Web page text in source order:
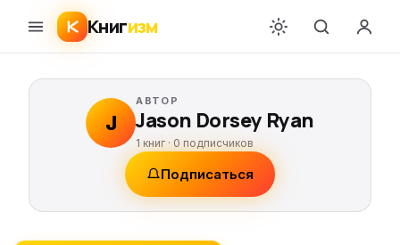
Книгизм
J
АВТОР
Jason Dorsey Ryan
1 книг ·0 подписчиков
Подписаться